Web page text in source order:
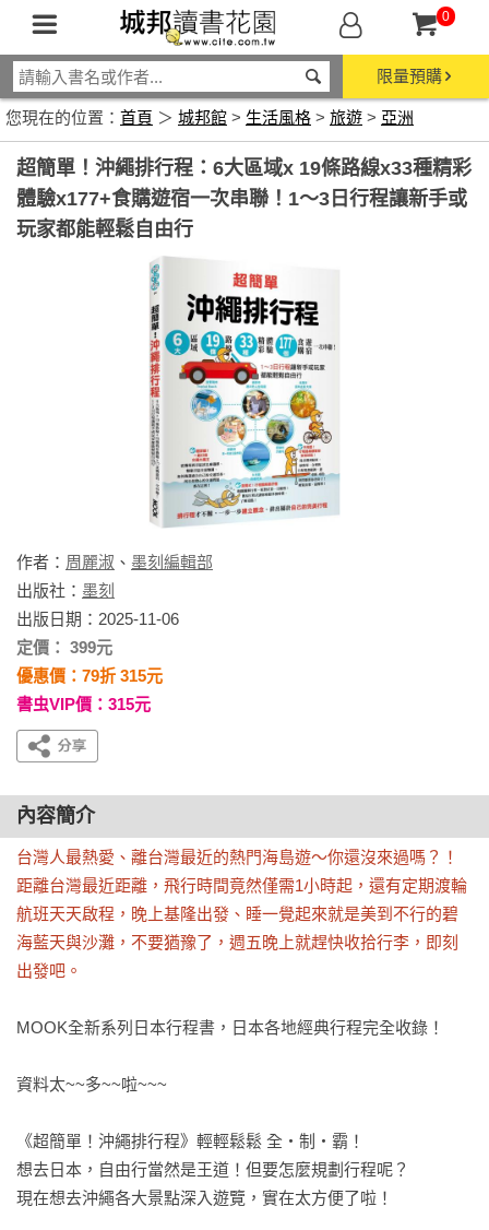
0
限量預購
您現在的位置： 首頁 ＞ 城邦館 > 生活風格 > 旅遊 > 亞洲
超簡單！沖繩排行程：6大區域x 19條路線x33種精彩
體驗x177+食購遊宿一次串聯！1～3日行程讓新手或
玩家都能輕鬆自由行
作者： 周麗淑 、 墨刻編輯部
出版社： 墨刻
出版日期：2025-11-06
定價： 399元
優惠價：79折 315元
書虫VIP價：315元
內容簡介
台灣人最熱愛、離台灣最近的熱門海島遊〜你還沒來過嗎？！
距離台灣最近距離，飛行時間竟然僅需1小時起，還有定期渡輪
航班天天啟程，晚上基隆出發、睡一覺起來就是美到不行的碧
海藍天與沙灘，不要猶豫了，週五晚上就趕快收拾行李，即刻
出發吧。
MOOK全新系列日本行程書，日本各地經典行程完全收錄！
資料太~~多~~啦~~~
《超簡單！沖繩排行程》輕輕鬆鬆 全‧制‧霸！
想去日本，自由行當然是王道！但要怎麼規劃行程呢？
現在想去沖繩各大景點深入遊覽，實在太方便了啦！